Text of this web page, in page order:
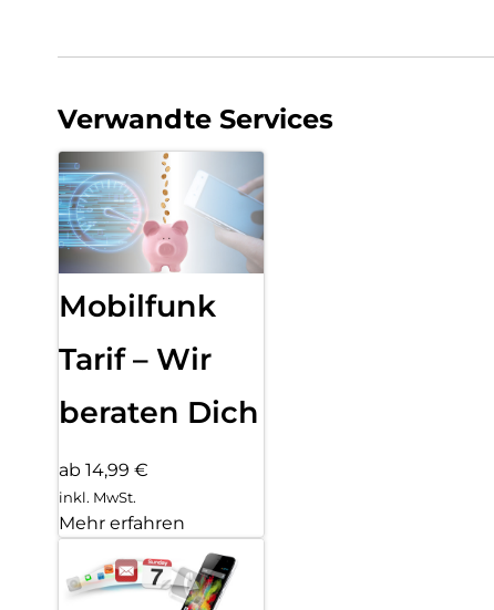
Verwandte Services
Mobilfunk
Tarif – Wir
beraten Dich
ab 14,99 €
inkl. MwSt.
Mehr erfahren